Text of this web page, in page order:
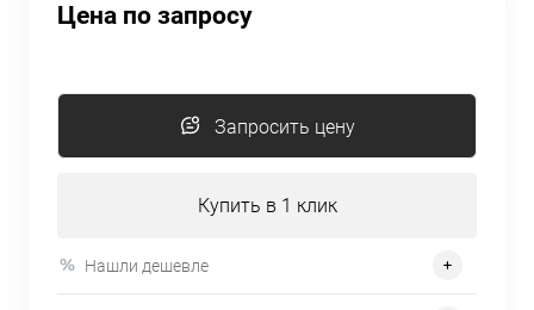
Цена по запросу
Запросить цену
Купить в 1 клик
Нашли дешевле